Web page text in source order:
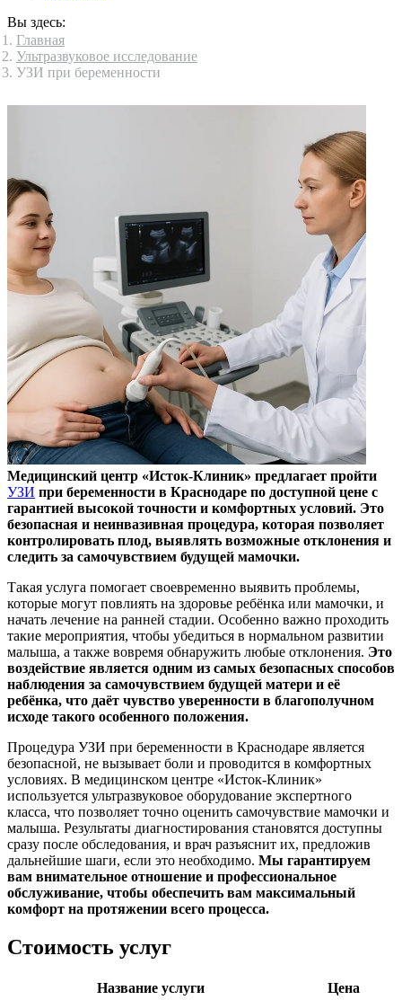
Вы здесь:
Главная
Ультразвуковое исследование
УЗИ при беременности
Медицинский центр «Исток-Клиник» предлагает пройти
УЗИ при беременности в Краснодаре по доступной цене с
гарантией высокой точности и комфортных условий. Это
безопасная и неинвазивная процедура, которая позволяет
контролировать плод, выявлять возможные отклонения и
следить за самочувствием будущей мамочки.
Такая услуга помогает своевременно выявить проблемы,
которые могут повлиять на здоровье ребёнка или мамочки, и
начать лечение на ранней стадии. Особенно важно проходить
такие мероприятия, чтобы убедиться в нормальном развитии
малыша, а также вовремя обнаружить любые отклонения. Это
воздействие является одним из самых безопасных способов
наблюдения за самочувствием будущей матери и её
ребёнка, что даёт чувство уверенности в благополучном
исходе такого особенного положения.
Процедура УЗИ при беременности в Краснодаре является
безопасной, не вызывает боли и проводится в комфортных
условиях. В медицинском центре «Исток-Клиник»
используется ультразвуковое оборудование экспертного
класса, что позволяет точно оценить самочувствие мамочки и
малыша. Результаты диагностирования становятся доступны
сразу после обследования, и врач разъяснит их, предложив
дальнейшие шаги, если это необходимо. Мы гарантируем
вам внимательное отношение и профессиональное
обслуживание, чтобы обеспечить вам максимальный
комфорт на протяжении всего процесса.
Стоимость услуг
Название услуги
Цена